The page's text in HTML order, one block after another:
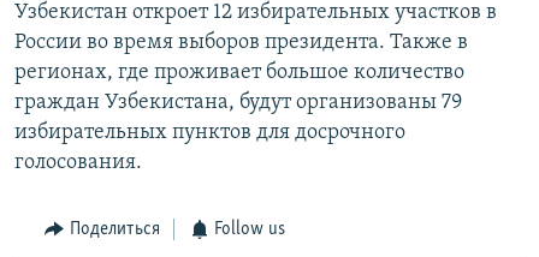
Узбекистан откроет 12 избирательных участков в
России во время выборов президента. Также в
регионах, где проживает большое количество
граждан Узбекистана, будут организованы 79
избирательных пунктов для досрочного
голосования.
Поделиться Follow us